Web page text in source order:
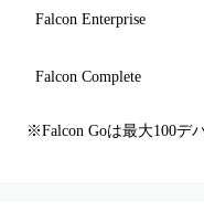
Falcon Enterprise
Falcon Complete
※Falcon Goは最大100デ